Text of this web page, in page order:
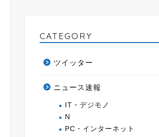
CATEGORY
ツイッター
ニュース速報
IT・デジモノ
N
PC・インターネット